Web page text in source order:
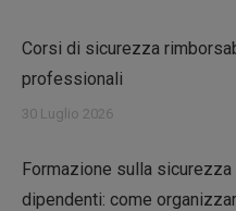
Corsi di sicurezza
professionali
30 Luglio 2026
Formazione sulla
dipendenti: come